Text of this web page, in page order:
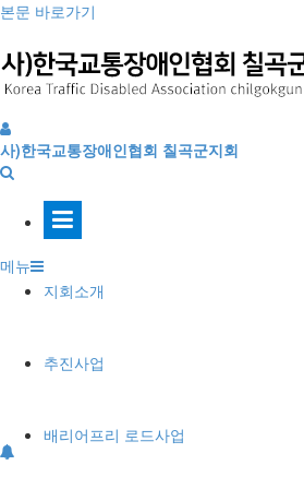
본문 바로가기
사)한국교통장애인협회 칠곡군지회
지회소개
추진사업
배리어프리 로드사업
메뉴